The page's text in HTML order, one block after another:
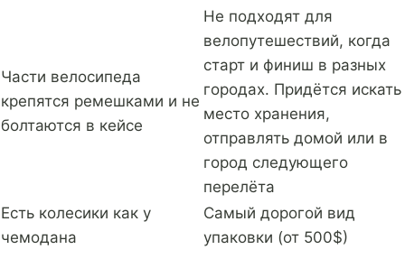
Части велосипеда
крепятся ремешками и не
болтаются в кейсе
Не подходят для
велопутешествий, когда
старт и финиш в разных
городах. Придётся искать
место хранения,
отправлять домой или в
город следующего
перелёта
Есть колесики как у
чемодана
Самый дорогой вид
упаковки (от 500$)